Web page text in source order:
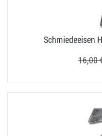
Schmiedeeisen
16,00